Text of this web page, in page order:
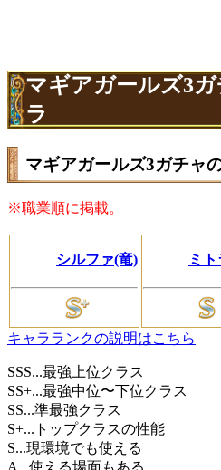
マギアガールズ3
ラ
マギアガールズ3ガチャ
※職業順に掲載。
シルファ(竜) ミ
キャラランクの説明はこちら
SSS...最強上位クラス
SS+...最強中位〜下位クラス
SS...準最強クラス
S+...トップクラスの性能
S...現環境でも使える